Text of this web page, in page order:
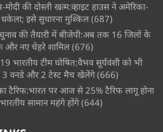
मोदी की दोस्ती खत्म:व्हाइट हाउस ने अमेरिका-
इसे सुधारना मुश्किल (687)
की तैयारी में बीजेपी:अब तक 16 जिलों के
और नए चेहरे शामिल (676)
भारतीय टीम घोषित:वैभव सूर्यवंशी को भी
3 वनडे और 2 टेस्ट मैच खेलेंगे (666)
टैरिफ:भारत पर आज से 25% टैरिफ लागू होना
सामान महंगे होंगे (644)